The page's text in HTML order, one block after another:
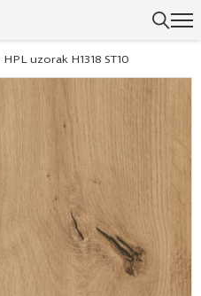
HPL uzorak H1318 ST10